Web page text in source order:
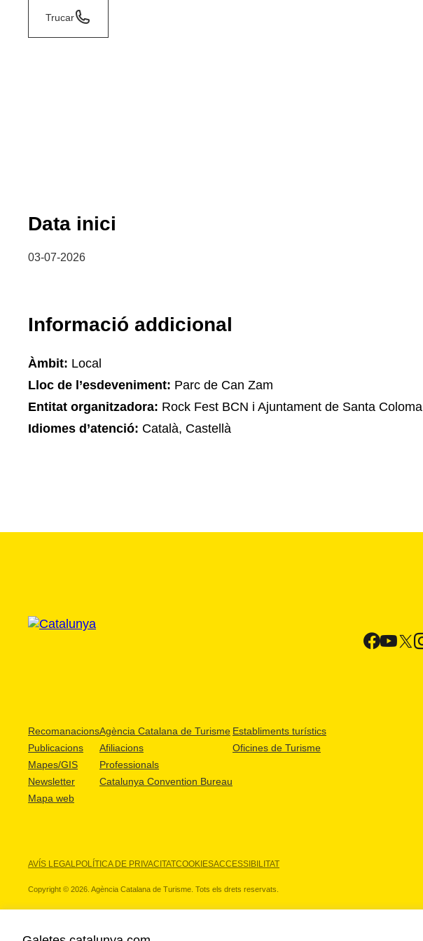
Trucar
Data inici
03-07-2026
Informació addicional
Àmbit: Local
Lloc de l’esdeveniment: Parc de Can Zam
Entitat organitzadora: Rock Fest BCN i Ajuntament de Santa Coloma
Idiomes d’atenció: Català, Castellà
Recomanacions
Publicacions
Mapes/GIS
Newsletter
Mapa web
Agència Catalana de Turisme
Afiliacions
Professionals
Catalunya Convention Bureau
Establiments turístics
Oficines de Turisme
AVÍS LEGALPOLÍTICA DE PRIVACITATCOOKIESACCESSIBILITAT
Copyright © 2026. Agència Catalana de Turisme. Tots els drets reservats.